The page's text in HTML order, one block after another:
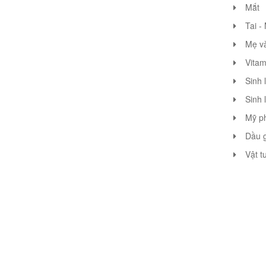
Mắt
Tai -
Mẹ
Sinh
Sinh
Mỹ
Dầu
Vật